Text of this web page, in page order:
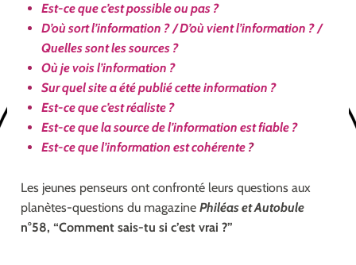
Est-ce que c’est possible ou pas ?
D’où sort l’information ? / D’où vient l’information ? /
Quelles sont les sources ?
Où je vois l’information ?
Sur quel site a été publié cette information ?
Est-ce que c’est réaliste ?
Est-ce que la source de l’information est fiable ?
Est-ce que l’information est cohérente?
Les jeunes penseurs ont confronté leurs questions aux
planètes-questions du magazinePhiléas et Autobule
n°58, “Comment sais-tu si c’est vrai ?”